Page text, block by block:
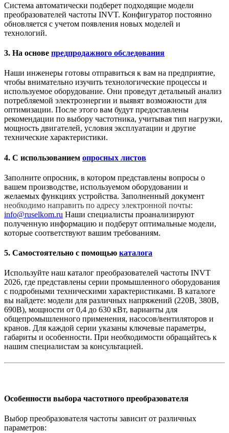
Система автоматически подберет подходящие модели
преобразователей частоты INVT. Конфигуратор постоянно
обновляется с учетом появления новых моделей и
технологий.
3. На основе предпродажного обследования
Наши инженеры готовы отправиться к вам на предприятие,
чтобы внимательно изучить технологические процессы и
используемое оборудование. Они проведут детальный анализ
потребляемой электроэнергии и выявят возможности для
оптимизации. После этого вам будут предоставлены
рекомендации по выбору частотника, учитывая тип нагрузки,
мощность двигателей, условия эксплуатации и другие
технические характеристики.
4. С использованием опросных листов
Заполните опросник, в котором представлены вопросы о
вашем производстве, используемом оборудовании и
желаемых функциях устройства. Заполненный документ
необходимо направить по адресу электронной почты:
info@ruselkom.ru Наши специалисты проанализируют
полученную информацию и подберут оптимальные модели,
которые соответствуют вашим требованиям.
5. Самостоятельно с помощью каталога
Используйте наш каталог преобразователей частоты INVT
2026, где представлены серии промышленного оборудования
с подробными техническими характеристиками. В каталоге
вы найдете: модели для различных напряжений (220В, 380В,
690В), мощности от 0,4 до 630 кВт, варианты для
общепромышленного применения, насосов/вентиляторов и
кранов. Для каждой серии указаны ключевые параметры,
габариты и особенности. При необходимости обращайтесь к
нашим специалистам за консультацией.
Особенности выбора частотного преобразователя
Выбор преобразователя частоты зависит от различных
параметров: